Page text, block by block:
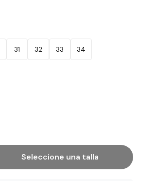
31 32 33 34
Seleccione una talla